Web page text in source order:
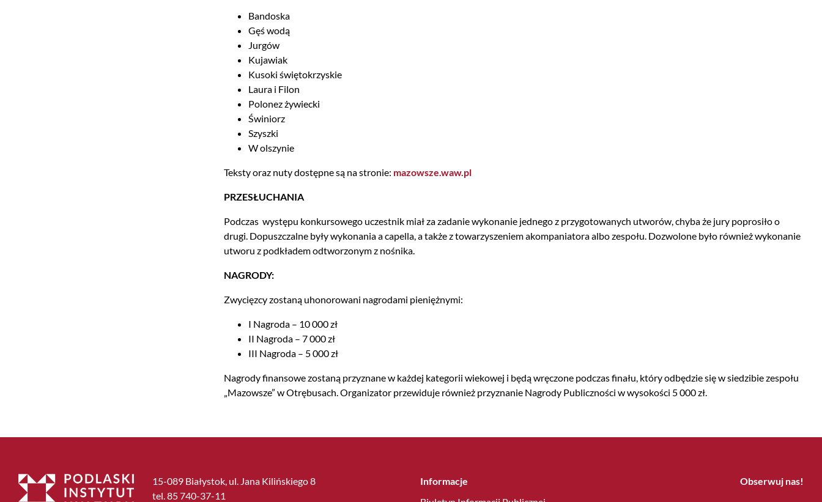
Bandoska
Gęś wodą
Jurgów
Kujawiak
Kusoki świętokrzyskie
Laura i Filon
Polonez żywiecki
Świniorz
Szyszki
W olszynie
Teksty oraz nuty dostępne są na stronie: mazowsze.waw.pl
PRZESŁUCHANIA
Podczas występu konkursowego uczestnik miał za zadanie wykonanie jednego z przygotowanych utworów, chyba że jury poprosiło o
drugi. Dopuszczalne były wykonania a capella, a także z towarzyszeniem akompaniatora albo zespołu. Dozwolone było również wykonanie
utworu z podkładem odtworzonym z nośnika.
NAGRODY:
Zwycięzcy zostaną uhonorowani nagrodami pieniężnymi:
I Nagroda – 10 000 zł
II Nagroda – 7 000 zł
III Nagroda – 5 000 zł
Nagrody finansowe zostaną przyznane w każdej kategorii wiekowej i będą wręczone podczas finału, który odbędzie się w siedzibie zespołu
„Mazowsze” w Otrębusach. Organizator przewiduje również przyznanie Nagrody Publiczności w wysokości 5 000 zł.
15-089 Białystok, ul. Jana Kilińskiego 8
tel. 85 740-37-11
Informacje
Obserwuj nas!